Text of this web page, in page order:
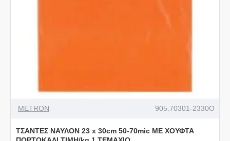
METRON 905.70301-2330O
ΤΣΑΝΤΕΣ ΝΑΥΛΟΝ 23 x 30cm 50-70mic ΜΕ ΧΟΥΦΤΑ